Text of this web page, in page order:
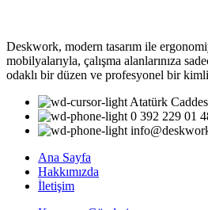
Deskwork, modern tasarım ile
mobilyalarıyla, çalışma alanlarınıza
odaklı bir düzen ve profesyonel bir
Atatürk
0 392 229 01
Ana Sayfa
Hakkımızda
İletişim